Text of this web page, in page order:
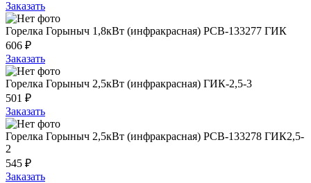
Заказать
Горелка Горыныч 1,8кВт (инфракрасная) РСВ-133277 ГИК
606 ₽
Заказать
Горелка Горыныч 2,5кВт (инфракрасная) ГИК-2,5-3
501 ₽
Заказать
Горелка Горыныч 2,5кВт (инфракрасная) РСВ-133278 ГИК2,5-
2
545 ₽
Заказать